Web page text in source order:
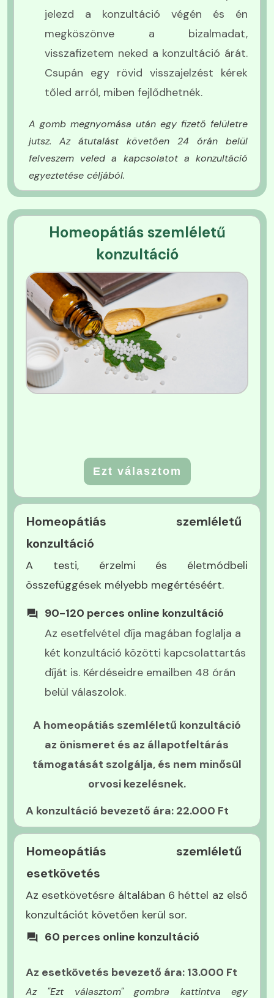
amelyek támgatják a stresszoldást.
jelezd a konzultáció végén és én
megköszönve a bizalmadat,
visszafizetem neked a konzultáció árát.
Csupán egy rövid visszajelzést kérek
tőled arról, miben fejlődhetnék.
A gomb megnyomása után egy fizető felületre
jutsz. Az átutalást követően 24 órán belül
felveszem veled a kapcsolatot a konzultáció
egyeztetése céljából.
Homeopátiás szemléletű
konzultáció
Ezt választom
Homeopátiás szemléletű
konzultáció
A testi, érzelmi és életmódbeli
összefüggések mélyebb megértéséért.
90-120 perces online konzultáció
Az esetfelvétel díja magában foglalja a
két konzultáció közötti kapcsolattartás
díját is. Kérdéseidre emailben 48 órán
belül válaszolok.
A homeopátiás szemléletű konzultáció
az önismeret és az állapotfeltárás
támogatását szolgálja, és nem minősül
orvosi kezelésnek.
A konzultáció bevezető ára: 22.000 Ft
Relaxációs hanganyag (17 900
Ft értékben)
Relaxációs és regenerációt támogató anyagok,
amelyek támgatják a stresszoldást.
Homeopátiás szemléletű
esetkövetés
Az esetkövetésre általában 6 héttel az első
konzultációt követően kerül sor.
60 perces online konzultáció
Az esetkövetés bevezető ára: 13.000 Ft
Az "Ezt választom" gombra kattintva egy